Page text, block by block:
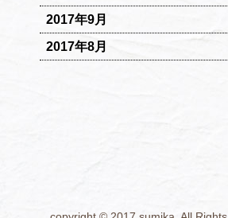
2017年9月
2017年8月